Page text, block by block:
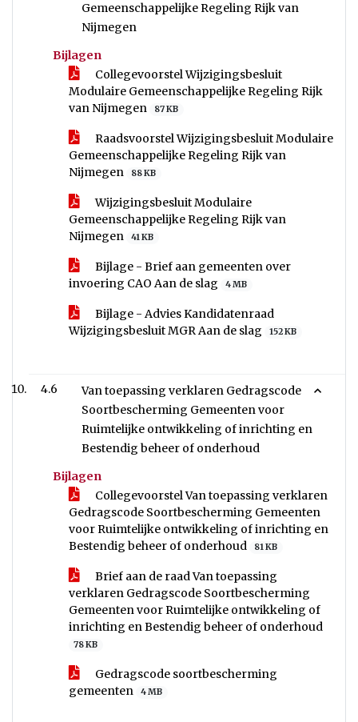
Gemeenschappelijke Regeling Rijk van
Nijmegen
Bijlagen
Collegevoorstel Wijzigingsbesluit
Modulaire Gemeenschappelijke Regeling Rijk
van Nijmegen
87 KB
Raadsvoorstel Wijzigingsbesluit Modulaire
Gemeenschappelijke Regeling Rijk van
Nijmegen
88 KB
Wijzigingsbesluit Modulaire
Gemeenschappelijke Regeling Rijk van
Nijmegen
41 KB
Bijlage - Brief aan gemeenten over
invoering CAO Aan de slag
4 MB
Bijlage - Advies Kandidatenraad
Wijzigingsbesluit MGR Aan de slag
152 KB
4.6
Van toepassing verklaren Gedragscode
Soortbescherming Gemeenten voor
Ruimtelijke ontwikkeling of inrichting en
Bestendig beheer of onderhoud
Bijlagen
Collegevoorstel Van toepassing verklaren
Gedragscode Soortbescherming Gemeenten
voor Ruimtelijke ontwikkeling of inrichting en
Bestendig beheer of onderhoud
81 KB
Brief aan de raad Van toepassing
verklaren Gedragscode Soortbescherming
Gemeenten voor Ruimtelijke ontwikkeling of
inrichting en Bestendig beheer of onderhoud
78 KB
Gedragscode soortbescherming
gemeenten
4 MB